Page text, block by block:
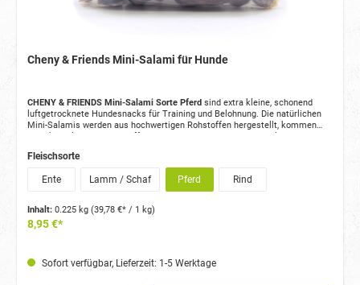
Cheny & Friends Mini-Salami für Hunde
CHENY & FRIENDS Mini-Salami Sorte Pferd sind extra kleine, schonend
luftgetrocknete Hundesnacks für Training und Belohnung. Die natürlichen
Mini-Salamis werden aus hochwertigen Rohstoffen hergestellt, kommen
Fleischsorte
Ente Lamm / Schaf Pferd Rind
Inhalt: 0.225 kg (39,78 €* / 1 kg)
8,95 €*
Sofort verfügbar, Lieferzeit: 1-5 Werktage